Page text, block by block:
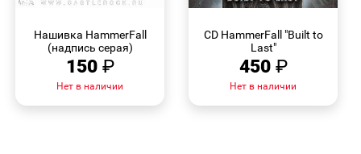
Нашивка HammerFall
(надпись серая)
150 ₽
Нет в наличии
CD HammerFall "Built to
Last"
450 ₽
Нет в наличии